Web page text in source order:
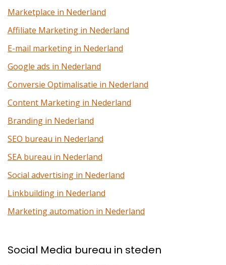
Marketplace in Nederland
Affiliate Marketing in Nederland
E-mail marketing in Nederland
Google ads in Nederland
Conversie Optimalisatie in Nederland
Content Marketing in Nederland
Branding in Nederland
SEO bureau in Nederland
SEA bureau in Nederland
Social advertising in Nederland
Linkbuilding in Nederland
Marketing automation in Nederland
Social Media bureau in steden